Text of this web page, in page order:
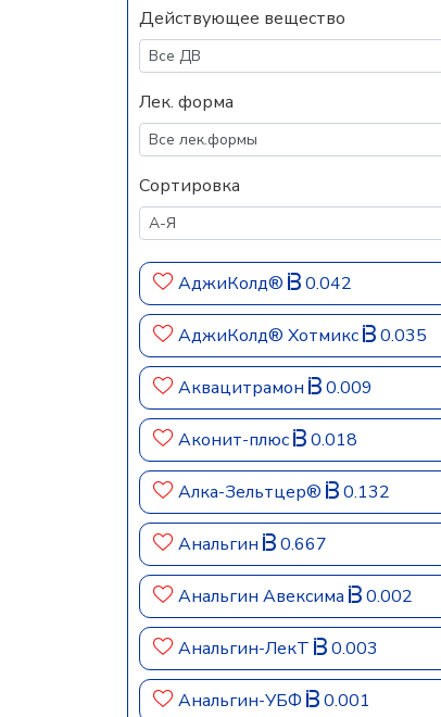
Действующее вещество
Лек. форма
Сортировка
АджиКолд® 0.042
АджиКолд® Хотмикс 0.035
Аквацитрамон 0.009
Аконит-плюс 0.018
Алка-Зельтцер® 0.132
Анальгин 0.667
Анальгин Авексима 0.002
Анальгин-ЛекТ 0.003
Анальгин-УБФ 0.001